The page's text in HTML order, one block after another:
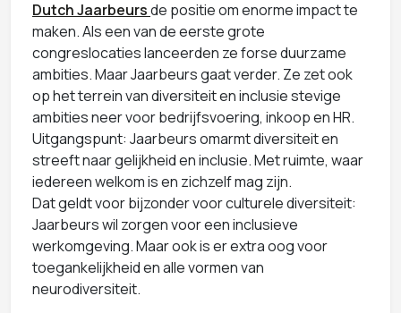
Dutch Jaarbeursde positie om enorme impact te
maken. Als een van de eerste grote
congreslocaties lanceerden ze forse duurzame
ambities. Maar Jaarbeurs gaat verder. Ze zet ook
op het terrein van diversiteit en inclusie stevige
ambities neer voor bedrijfsvoering, inkoop en HR.
Uitgangspunt: Jaarbeurs omarmt diversiteit en
streeft naar gelijkheid en inclusie. Met ruimte, waar
iedereen welkom is en zichzelf mag zijn.
Dat geldt voor bijzonder voor culturele diversiteit:
Jaarbeurs wil zorgen voor een inclusieve
werkomgeving. Maar ook is er extra oog voor
toegankelijkheid en alle vormen van
neurodiversiteit.